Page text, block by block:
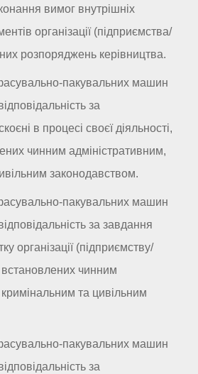
вимог внутрішніх
організації (підприємства/
розпоряджень керівництва.
пакувальних машин
за
в процесі своєї діяльності,
чинним адміністративним,
законодавством.
пакувальних машин
за завдання
організації (підприємству/
чинним
та цивільним
пакувальних машин
за